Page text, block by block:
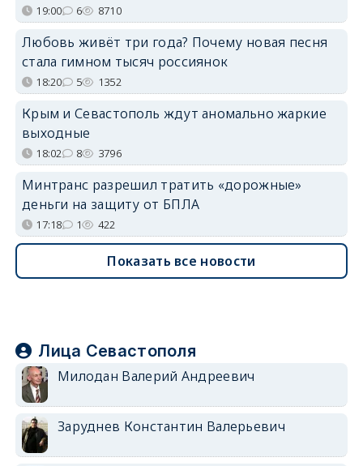
19:00 6 8710
Любовь живёт три года? Почему новая песня
стала гимном тысяч россиянок
18:20 5 1352
Крым и Севастополь ждут аномально жаркие
выходные
18:02 8 3796
Минтранс разрешил тратить «дорожные»
деньги на защиту от БПЛА
17:18 1 422
Показать все новости
Лица Севастополя
Милодан Валерий Андреевич
Заруднев Константин Валерьевич